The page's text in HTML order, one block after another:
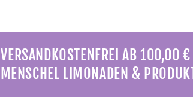
VERSANDKOSTENFREI AB 100,00 €
MENSCHEL LIMONADEN &